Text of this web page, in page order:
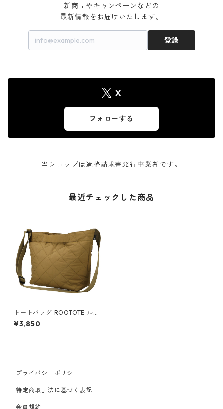
新商品やキャンペーンなどの
最新情報をお届けいたします。
登録
X
フォローする
当ショップは適格請求書発行事業者です。
最近チェックした商品
トートバッグ ROOTOTE ルー
トート ミディアム.ダイヤキル
ト ショルダー付き オリーブ
¥3,850
プライバシーポリシー
特定商取引法に基づく表記
会員規約